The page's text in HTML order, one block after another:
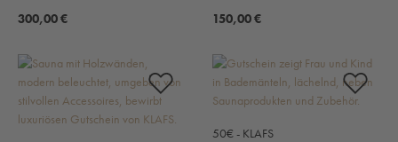
300,00 €
150,00 €
50€ - KLAFS